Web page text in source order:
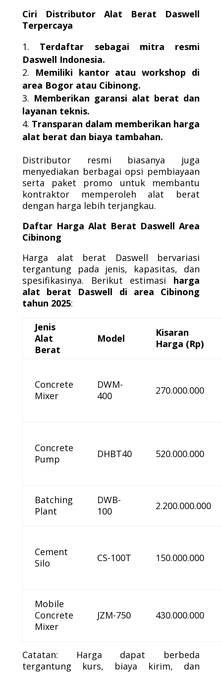
Ciri Distributor Alat Berat Daswell
Terpercaya
Terdaftar sebagai mitra resmi
Daswell Indonesia.
Memiliki kantor atau workshop di
area Bogor atau Cibinong.
Memberikan garansi alat berat dan
layanan teknis.
Transparan dalam memberikan harga
alat berat dan biaya tambahan.
Distributor resmi biasanya juga
menyediakan berbagai opsi pembiayaan
serta paket promo untuk membantu
kontraktor memperoleh alat berat
dengan harga lebih terjangkau.
Daftar Harga Alat Berat Daswell Area
Cibinong
Harga alat berat Daswell bervariasi
tergantung pada jenis, kapasitas, dan
spesifikasinya. Berikut estimasi harga
alat berat Daswell di area Cibinong
tahun 2025:
Jenis
Alat
Berat
Model
Kisaran
Harga (Rp)
Concrete
Mixer
DWM-
400
270.000.000
Concrete
Pump
DHBT40 520.000.000
Batching
Plant
DWB-
100
2.200.000.000
Cement
Silo
CS-100T 150.000.000
Mobile
Concrete
Mixer
JZM-750 430.000.000
Catatan: Harga dapat berbeda
tergantung kurs, biaya kirim, dan